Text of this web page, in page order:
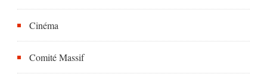
Cinéma
Comité Massif